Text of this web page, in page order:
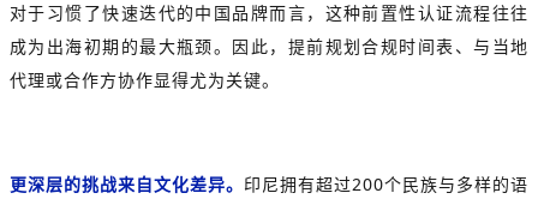
对于习惯了快速迭代的中国品牌而言，这种前置性认证流程往往
成为出海初期的最大瓶颈。因此，提前规划合规时间表、与当地
代理或合作方协作显得尤为关键。
更深层的挑战来自文化差异。 印尼拥有超过200个民族与多样的语